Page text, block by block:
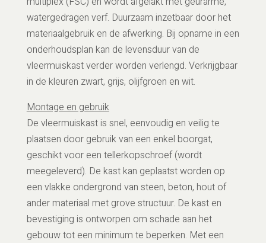
watergedragen verf. Duurzaam inzetbaar door het
materiaalgebruik en de afwerking. Bij opname in een
onderhoudsplan kan de levensduur van de
vleermuiskast verder worden verlengd. Verkrijgbaar
in de kleuren zwart, grijs, olijfgroen en wit.
Montage en gebruik
De vleermuiskast is snel, eenvoudig en veilig te
plaatsen door gebruik van een enkel boorgat,
geschikt voor een tellerkopschroef (wordt
meegeleverd). De kast kan geplaatst worden op
een vlakke ondergrond van steen, beton, hout of
ander materiaal met grove structuur. De kast en
bevestiging is ontworpen om schade aan het
gebouw tot een minimum te beperken. Met een